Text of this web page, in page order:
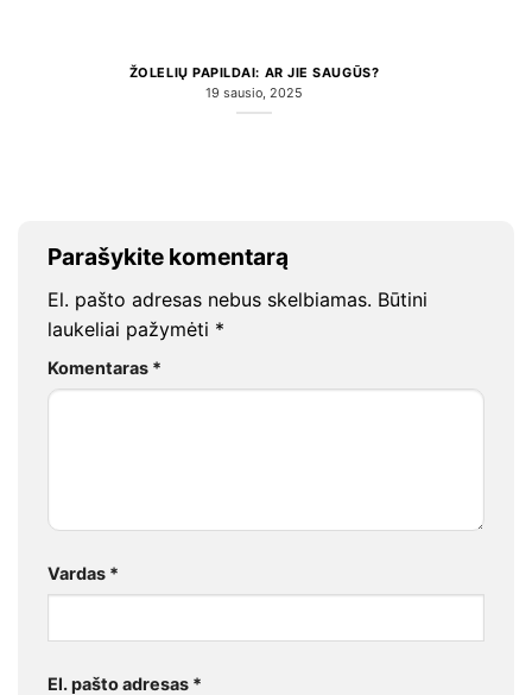
ŽOLELIŲ PAPILDAI: AR JIE SAUGŪS?
19 sausio, 2025
Parašykite komentarą
El. pašto adresas nebus skelbiamas. Būtini
laukeliai pažymėti *
Komentaras *
Vardas *
El. pašto adresas *